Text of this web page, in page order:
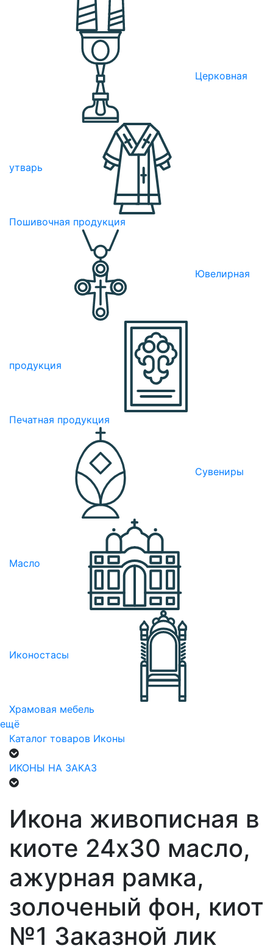
Церковная
утварь
Пошивочная продукция
Ювелирная
продукция
Печатная продукция
Сувениры
Масло
Иконостасы
Храмовая мебель
ещё
Каталог товаров Иконы
ИКОНЫ НА ЗАКАЗ
Икона живописная в
киоте 24х30 масло,
ажурная рамка,
золоченый фон, киот
№1 Заказной лик